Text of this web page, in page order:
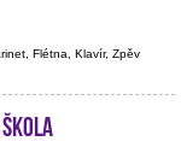
Flétna, Klavír, Zpěv
škola